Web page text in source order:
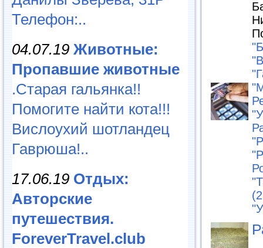
Телефон:..
04.07.19 Животные:
Пропавшие животные
.Старая гальянка!!
Помогите найти кота!!!
Вислоухий шотландец
Гаврюша!..
17.06.19 Отдых:
Авторские
путешествия.
ForeverTravel.club